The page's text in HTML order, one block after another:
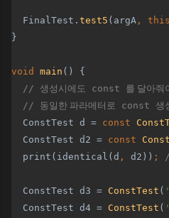
FinalTest. test5 (argA , this
}
void main () {
// 생성시에도 const 를 달아줘
  //
동일한 파라메터로 const 생
ConstTest d = const
ConstTest d2 = const
print(identical(d , d2)) ;
ConstTest d3 = ConstTest (
ConstTest d4 = ConstTest (